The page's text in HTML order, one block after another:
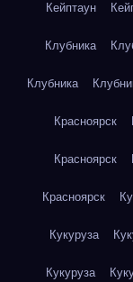
Кейптаун
Клубника
Клубника
Красноярск
Красноярск
Красноярск
Кукуруза
Кукуруза